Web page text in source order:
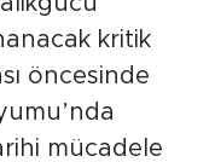
kritik
öncesinde
mücadele